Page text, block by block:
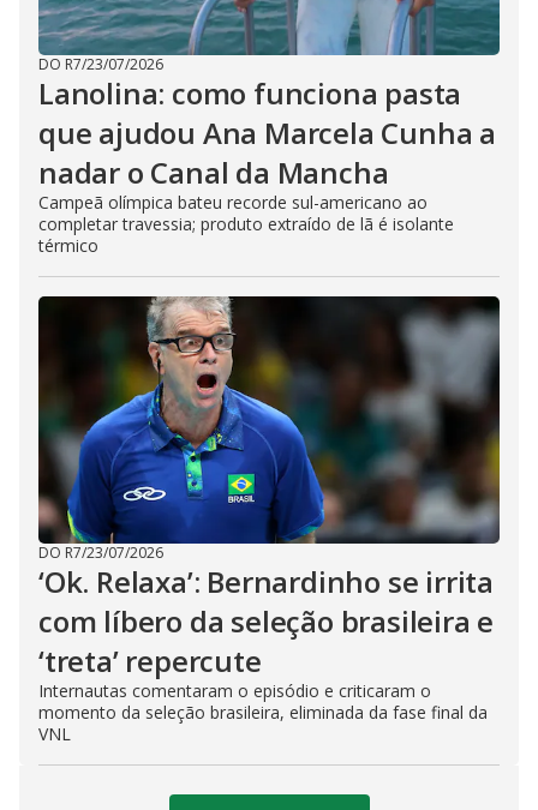
DO R7/23/07/2026
Lanolina: como funciona pasta
que ajudou Ana Marcela Cunha a
nadar o Canal da Mancha
Campeã olímpica bateu recorde sul-americano ao
completar travessia; produto extraído de lã é isolante
térmico
DO R7/23/07/2026
‘Ok. Relaxa’: Bernardinho se irrita
com líbero da seleção brasileira e
‘treta’ repercute
Internautas comentaram o episódio e criticaram o
momento da seleção brasileira, eliminada da fase final da
VNL